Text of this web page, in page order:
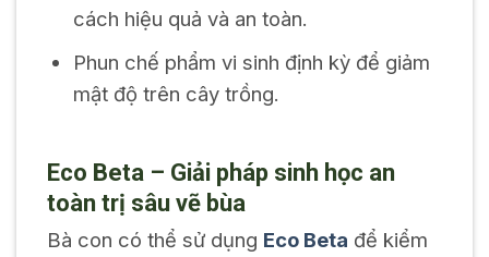
cách hiệu quả và an toàn.
Phun chế phẩm vi sinh định kỳ để giảm
mật độ trên cây trồng.
Eco Beta – Giải pháp sinh học an
toàn trị sâu vẽ bùa
Bà con có thể sử dụng Eco Beta để kiểm